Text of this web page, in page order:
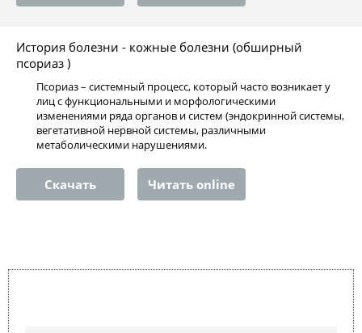
История болезни - кожные болезни (обширный
псориаз )
Псориаз – системный процесс, который часто возникает у
лиц с функциональными и морфологическими
изменениями ряда органов и систем (эндокринной системы,
вегетативной нервной системы, различными
метаболическими нарушениями.
Скачать Читать online